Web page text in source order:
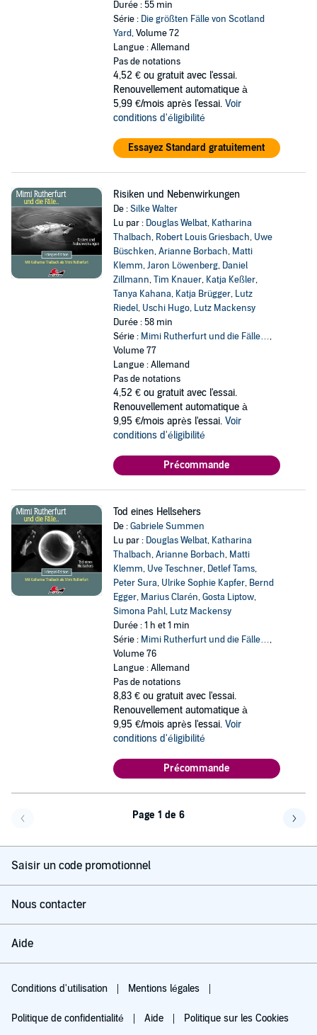
Durée : 55 min
Série : Die größten Fälle von Scotland
Yard, Volume 72
Langue : Allemand
Pas de notations
4,52 € ou gratuit avec l'essai.
Renouvellement automatique à
5,99 €/mois après l'essai. Voir
conditions d'éligibilité
Essayez Standard gratuitement
Risiken und Nebenwirkungen
De :Silke Walter
Lu par : Douglas Welbat, Katharina
Thalbach, Robert Louis Griesbach, Uwe
Büschken,Arianne Borbach, Matti
Klemm,Jaron Löwenberg, Daniel
Zillmann,Tim Knauer, Katja Keßler,
Tanya Kahana, Katja Brügger, Lutz
Riedel, Uschi Hugo, Lutz Mackensy
Durée : 58 min
Série : Mimi Rutherfurt und die Fälle…,
Volume 77
Langue : Allemand
Pas de notations
4,52 € ou gratuit avec l'essai.
Renouvellement automatique à
9,95 €/mois après l'essai. Voir
conditions d'éligibilité
Précommande
Tod eines Hellsehers
De :Gabriele Summen
Lu par : Douglas Welbat, Katharina
Thalbach,Arianne Borbach, Matti
Klemm, Uve Teschner, Detlef Tams,
Peter Sura, Ulrike Sophie Kapfer, Bernd
Egger, Marius Clarén,Gosta Liptow,
Simona Pahl, Lutz Mackensy
Durée : 1 h et 1 min
Série : Mimi Rutherfurt und die Fälle…,
Volume 76
Langue : Allemand
Pas de notations
8,83 € ou gratuit avec l'essai.
Renouvellement automatique à
9,95 €/mois après l'essai. Voir
conditions d'éligibilité
Précommande
Page 1 de 6
Saisir un code promotionnel
Nous contacter
Aide
Conditions d'utilisation Mentions légales
Politique de confidentialité Aide Politique sur les Cookies